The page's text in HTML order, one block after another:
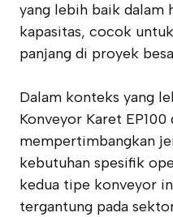
yang lebih baik dalam
kapasitas, cocok
panjang di proyek
Dalam konteks yang
Konveyor Karet EP100
mempertimbangkan
kebutuhan spesifik
kedua tipe konveyor
tergantung pada